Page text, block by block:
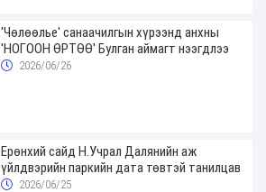
'Чөлөөлье' санаачилгын хүрээнд анхны
'НОГООН ӨРТӨӨ' Булган аймагт нээгдлээ
2026/06/26
Ерөнхий сайд Н.Учрал Далянийн аж
үйлдвэрийн паркийн дата төвтэй танилцав
2026/06/25